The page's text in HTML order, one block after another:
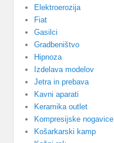
Elektroerozija
Fiat
Gasilci
Gradbeništvo
Hipnoza
Izdelava modelov
Jetra in prebava
Kavni aparati
Keramika outlet
Kompresijske nogavice
Košarkarski kamp